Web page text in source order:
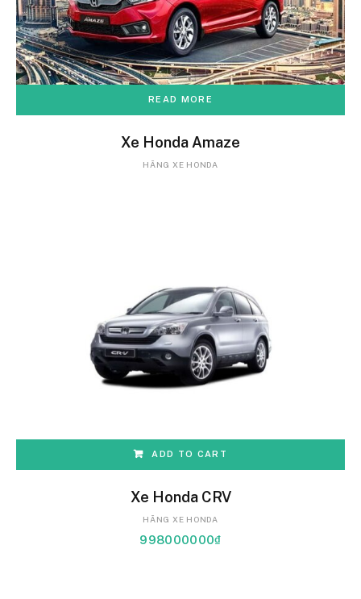
READ MORE
Xe Honda Amaze
HÃNG XE HONDA
ADD TO CART
Xe Honda CRV
HÃNG XE HONDA
998000000₫